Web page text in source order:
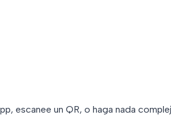
escanee un QR, o haga nada